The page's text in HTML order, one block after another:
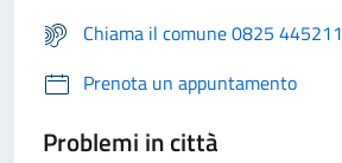
Chiama il comune 0825 445211
Prenota un appuntamento
Problemi in città